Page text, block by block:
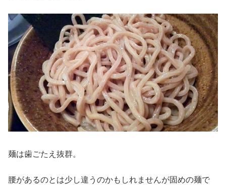
麺は歯ごたえ抜群。
腰があるのとは少し違うのかもしれませんが固めの麺で